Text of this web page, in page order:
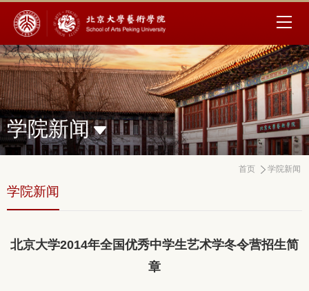
学院新闻
首页 学院新闻
学院新闻
北京大学2014年全国优秀中学生艺术学冬令营招生简
章